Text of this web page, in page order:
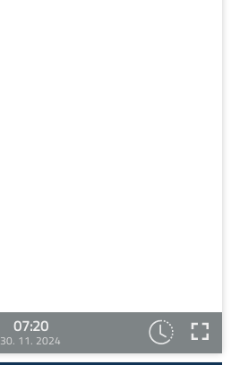
07:20
30. 11. 2024